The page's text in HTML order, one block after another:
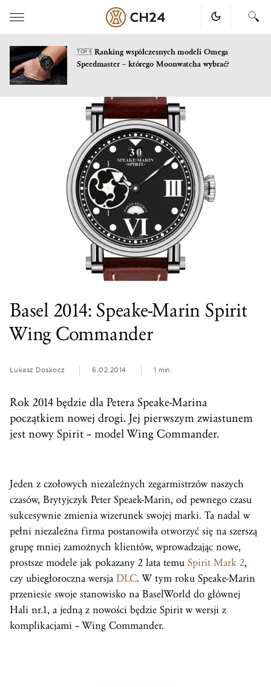
TOP 5Ranking współczesnych modeli Omega
Speedmaster – którego Moonwatcha wybrać?
Basel 2014: Speake-Marin Spirit
Wing Commander
Łukasz Doskocz 6.02.2014 1 min.
Rok 2014 będzie dla Petera Speake-Marina
początkiem nowej drogi. Jej pierwszym zwiastunem
jest nowy Spirit – model Wing Commander.
Jeden z czołowych niezależnych zegarmistrzów naszych
czasów, Brytyjczyk Peter Speaek-Marin, od pewnego czasu
sukcesywnie zmienia wizerunek swojej marki. Ta nadal w
pełni niezależna firma postanowiła otworzyć się na szerszą
grupę mniej zamożnych klientów, wprowadzając nowe,
prostsze modele jak pokazany 2 lata temu Spirit Mark 2,
czy ubiegłoroczna wersja DLC. W tym roku Speake-Marin
przeniesie swoje stanowisko na BaselWorld do głównej
Hali nr.1, a jedną z nowości będzie Spirit w wersji z
komplikacjami – Wing Commander.